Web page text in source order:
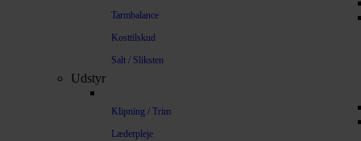
Tarmbalance
Kosttilskud
Salt / Sliksten
Udstyr
Klipning / Trim
Læderpleje